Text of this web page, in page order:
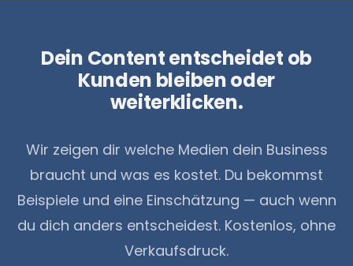
Dein Content entscheidet ob
Kunden bleiben oder
weiterklicken.
Wir zeigen dir welche Medien dein Business
braucht und was es kostet. Du bekommst
Beispiele und eine Einschätzung — auch wenn
du dich anders entscheidest. Kostenlos, ohne
Verkaufsdruck.